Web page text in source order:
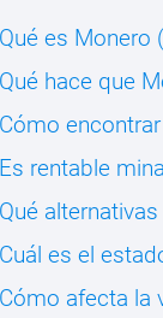
es Monero
hace que
rentable
es el
afecta la